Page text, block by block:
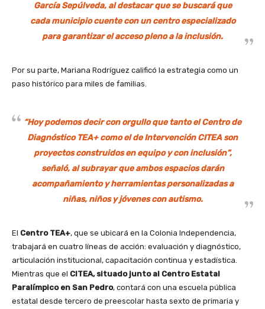
García Sepúlveda, al destacar que se buscará que
cada municipio cuente con un centro especializado
para garantizar el acceso pleno a la inclusión.
Por su parte, Mariana Rodríguez calificó la estrategia como un
paso histórico para miles de familias.
“Hoy podemos decir con orgullo que tanto el Centro de
Diagnóstico TEA+ como el de Intervención CITEA son
proyectos construidos en equipo y con inclusión”,
señaló, al subrayar que ambos espacios darán
acompañamiento y herramientas personalizadas a
niñas, niños y jóvenes con autismo.
El Centro TEA+, que se ubicará en la Colonia Independencia,
trabajará en cuatro líneas de acción: evaluación y diagnóstico,
articulación institucional, capacitación continua y estadística.
Mientras que el CITEA, situado junto al Centro Estatal
Paralímpico en San Pedro, contará con una escuela pública
estatal desde tercero de preescolar hasta sexto de primaria y